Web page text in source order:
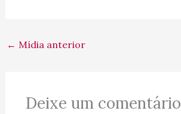
← Mídia anterior
Deixe um comentário